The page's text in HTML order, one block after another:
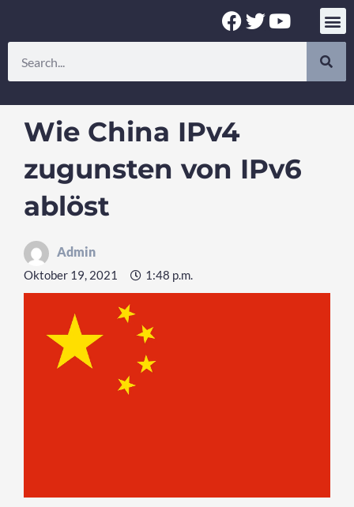
springen
F
a
e
b
o
o
T
w
t
t
Y
o
t
u
Wie China IPv4
zugunsten von IPv6
ablöst
Admin
Oktober 19, 2021 1:48 p.m.